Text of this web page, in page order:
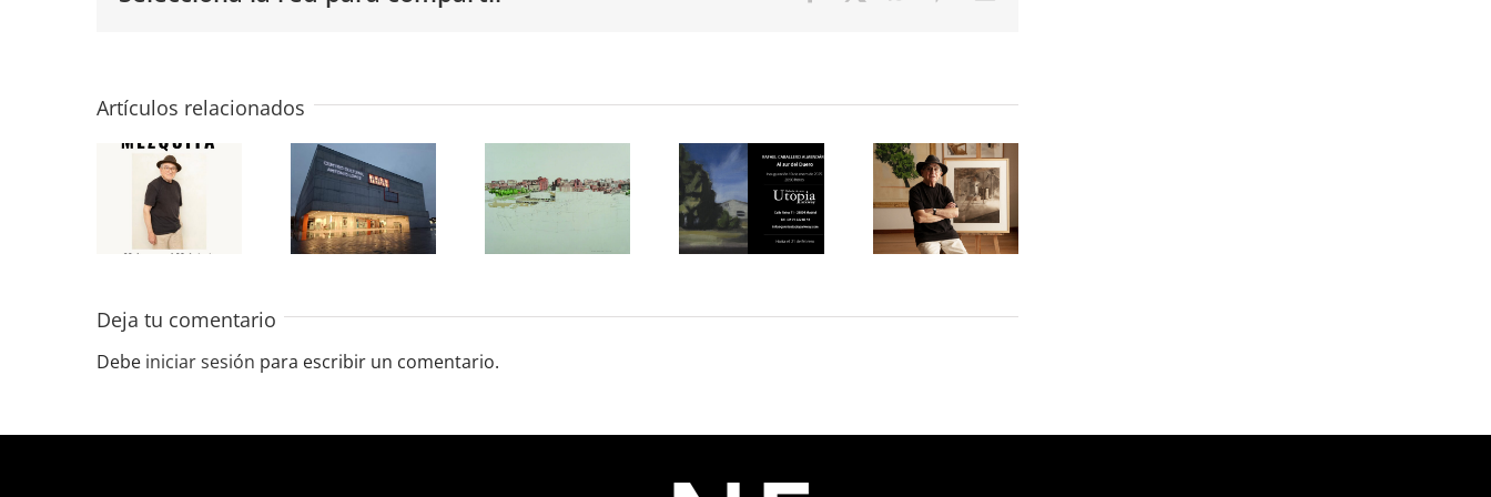
Artículos relacionados
María
Mezquita»
en la
Sala de
Exposiciones
del CC
López
Colectiva
en la
Sala de
Exposiciones
del CC
Antonio
2025
realismo
español
contemporáneo»
MUREC
Almendáriz
«Al sur
del
Duero»
en la
Galería
Parkway
«José
María
Mezquita.
Entre el
y el
Deja tu comentario
Debe iniciar sesión para escribir un comentario.